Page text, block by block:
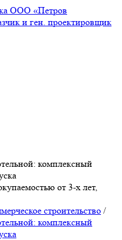
ООО «Петров
и ген. проектировщик
комплексный
от 3-х лет,
строительство /
комплексный